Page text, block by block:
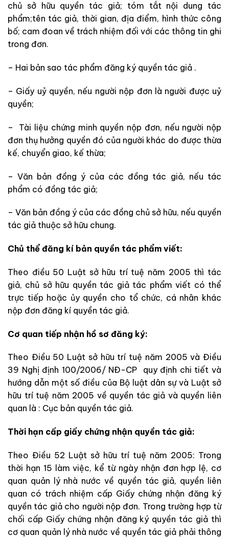
chủ sở hữu quyền tác giả; tóm tắt nội dung tác
phẩm;tên tác giả, thời gian, địa điểm, hình thức công
bố; cam đoan về trách nhiệm đối với các thông tin ghi
trong đơn.
– Hai bản sao tác phẩm đăng ký quyền tác giả .
– Giấy uỷ quyền, nếu người nộp đơn là người được uỷ
quyền;
– Tài liệu chứng minh quyền nộp đơn, nếu người nộp
đơn thụ hưởng quyền đó của người khác do được thừa
kế, chuyển giao, kế thừa;
– Văn bản đồng ý của các đồng tác giả, nếu tác
phẩm có đồng tác giả;
– Văn bản đồng ý của các đồng chủ sở hữu, nếu quyền
tác giả thuộc sở hữu chung.
Chủ thể đăng kí bản quyền tác phẩm viết:
Theo điều 50 Luật sở hữu trí tuệ năm 2005 thì tác
giả, chủ sở hữu quyền tác giả tác phẩm viết có thể
trực tiếp hoặc ủy quyền cho tổ chức, cá nhân khác
nộp đơn đăng kí quyền tác giả.
Cơ quan tiếp nhận hồ sơ đăng ký:
Theo Điều 50 Luật sở hữu trí tuệ năm 2005 và Điều
39 Nghị định 100/2006/ NĐ-CP quy định chi tiết và
hướng dẫn một số điều của Bộ luật dân sự và Luật sở
hữu trí tuệ năm 2005 về quyền tác giả và quyền liên
quan là : Cục bản quyền tác giả.
Thời hạn cấp giấy chứng nhận quyền tác giả:
Theo Điều 52 Luật sở hữu trí tuệ năm 2005: Trong
thời hạn 15 làm việc, kể từ ngày nhận đơn hợp lệ, cơ
quan quản lý nhà nước về quyền tác giả, quyền liên
quan có trách nhiệm cấp Giấy chứng nhận đăng ký
quyền tác giả cho người nộp đơn. Trong trường hợp từ
chối cấp Giấy chứng nhận đăng ký quyền tác giả thì
cơ quan quản lý nhà nước về quyền tác giả phải thông